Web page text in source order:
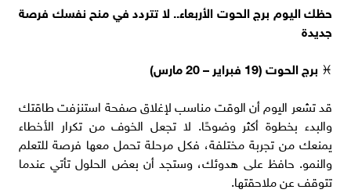
حظك اليوم برج الحوت الأربعاء.. لا تتردد في منح نفسك فرصة
جديدة
♓ برج الحوت (19 فبراير – 20 مارس)
قد تشعر اليوم أن الوقت مناسب لإغلاق صفحة استنزفت طاقتك
والبدء بخطوة أكثر وضوحًا. لا تجعل الخوف من تكرار الأخطاء
يمنعك من تجربة مختلفة، فكل مرحلة تحمل معها فرصة للتعلم
والنمو. حافظ على هدوئك، وستجد أن بعض الحلول تأتي عندما
تتوقف عن ملاحقتها.